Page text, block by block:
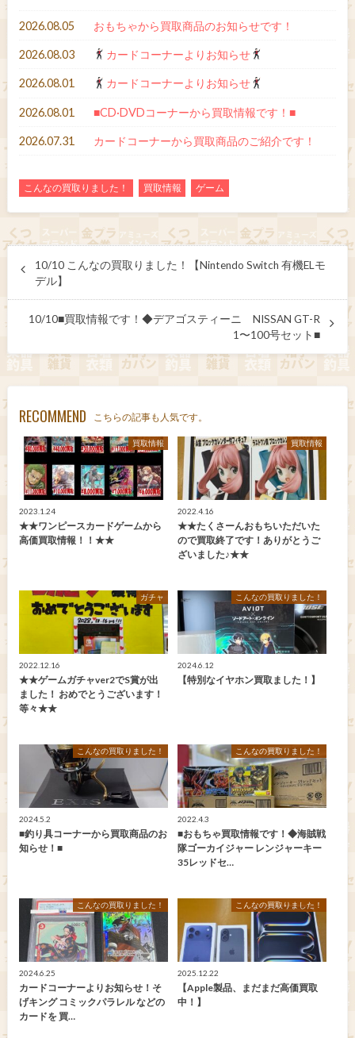
2026.08.05 おもちゃから買取商品のお知らせです！
2026.08.03 カードコーナーよりお知らせ
2026.08.01 カードコーナーよりお知らせ
2026.08.01 ■CD·DVDコーナーから買取情報です！■
2026.07.31 カードコーナーから買取商品のご紹介です！
こんなの買取りました！ 買取情報 ゲーム
10/10 こんなの買取りました！【Nintendo Switch 有機ELモ
デル】
10/10■買取情報です！◆デアゴスティーニ NISSAN GT-R
1〜100号セット■
RECOMMEND こちらの記事も人気です。
買取情報
2023.1.24
★★ワンピースカードゲームから
高価買取情報！！★★
買取情報
2022.4.16
★★たくさーんおもちいただいた
ので買取終了です！ありがとうご
ざいました♪★★
ガチャ
2022.12.16
★★ゲームガチャver2でS賞が出
ました！ おめでとうございます！
等々★★
こんなの買取りました！
2024.6.12
【特別なイヤホン買取ました！】
こんなの買取りました！
2024.5.2
■釣り具コーナーから買取商品のお
知らせ！■
こんなの買取りました！
2022.4.3
■おもちゃ買取情報です！◆海賊戦
隊ゴーカイジャー レンジャーキー
35レッドセ…
こんなの買取りました！
2024.6.25
カードコーナーよりお知らせ！そ
げキング コミックパラレル などの
カードを 買…
こんなの買取りました！
2025.12.22
【Apple製品、まだまだ高価買取
中！】